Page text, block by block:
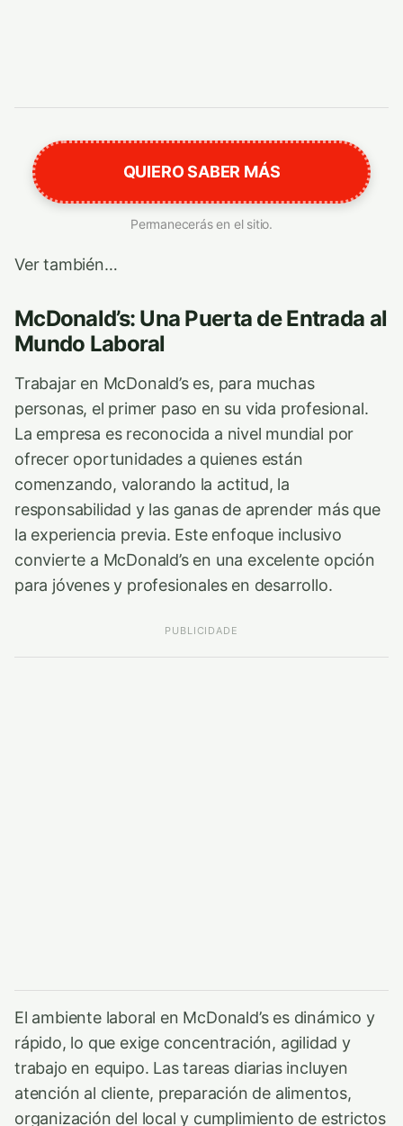
QUIERO SABER MÁS
Permanecerás en el sitio.
Ver también…
McDonald’s: Una Puerta de Entrada al
Mundo Laboral
Trabajar en McDonald’s es, para muchas
personas, el primer paso en su vida profesional.
La empresa es reconocida a nivel mundial por
ofrecer oportunidades a quienes están
comenzando, valorando la actitud, la
responsabilidad y las ganas de aprender más que
la experiencia previa. Este enfoque inclusivo
convierte a McDonald’s en una excelente opción
para jóvenes y profesionales en desarrollo.
PUBLICIDADE
El ambiente laboral en McDonald’s es dinámico y
rápido, lo que exige concentración, agilidad y
trabajo en equipo. Las tareas diarias incluyen
atención al cliente, preparación de alimentos,
organización del local y cumplimiento de estrictos